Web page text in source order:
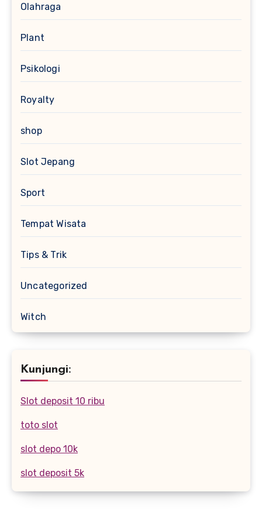
Olahraga
Plant
Psikologi
Royalty
shop
Slot Jepang
Sport
Tempat Wisata
Tips & Trik
Uncategorized
Witch
Kunjungi:
Slot deposit 10 ribu
toto slot
slot depo 10k
slot deposit 5k